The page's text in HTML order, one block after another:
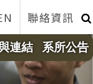
聯絡資訊
連結 系所公告